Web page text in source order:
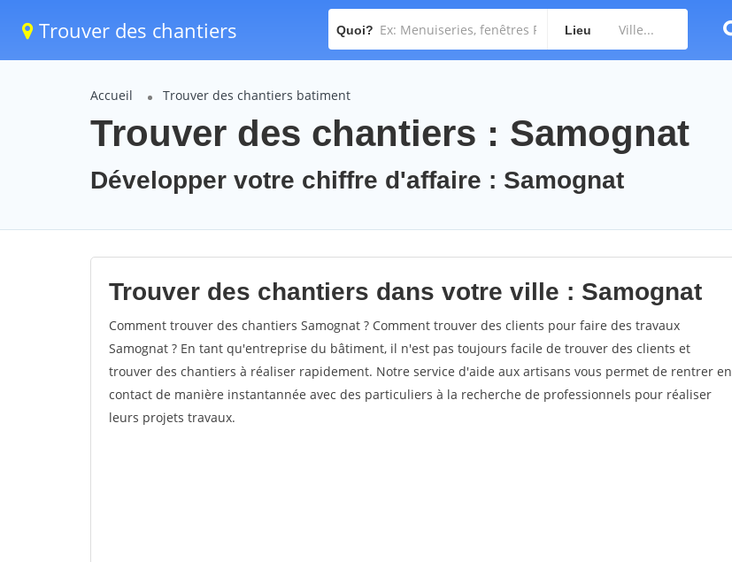
Trouver des chantiers Quoi? Lieu
Accueil Trouver des chantiers batiment
Trouver des chantiers : Samognat
Développer votre chiffre d'affaire : Samognat
Trouver des chantiers dans votre ville : Samognat
Comment trouver des chantiers Samognat ? Comment trouver des clients pour faire des travaux
Samognat ? En tant qu'entreprise du bâtiment, il n'est pas toujours facile de trouver des clients et
trouver des chantiers à réaliser rapidement. Notre service d'aide aux artisans vous permet de rentrer en
contact de manière instantannée avec des particuliers à la recherche de professionnels pour réaliser
leurs projets travaux.